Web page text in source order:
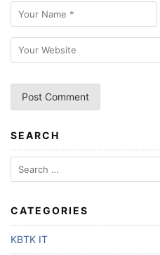
SEARCH
CATEGORIES
KBTK IT